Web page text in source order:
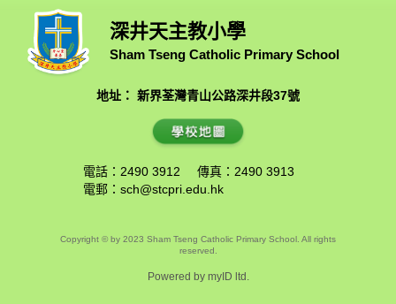
深井天主教小學
Sham Tseng Catholic Primary School
地址： 新界荃灣青山公路深井段37號
電話：2490 3912
傳真：2490 3913
電郵： sch@stcpri.edu.hk
Copyright © by 2023 Sham Tseng Catholic Primary School. All rights
reserved.
Powered by myID ltd.